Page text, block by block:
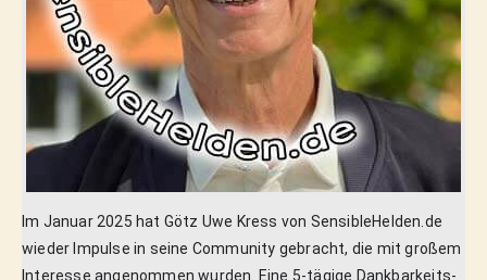
Im Januar 2025 hat Götz Uwe Kress von SensibleHelden.de
wieder Impulse in seine Community gebracht, die mit großem
Interesse angenommen wurden. Eine 5-tägige Dankbarkeits-